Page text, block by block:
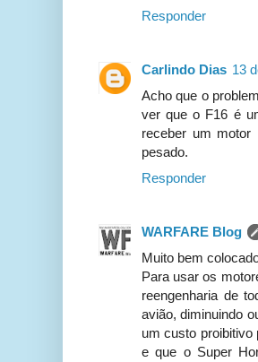
Responder
Carlindo Dias 13
Acho que o
ver que o F16 é
receber um
pesado.
Responder
WARFARE Blog
Muito bem
Para usar os
reengenharia de
avião, diminuindo
um custo proibitivo
e que o Super